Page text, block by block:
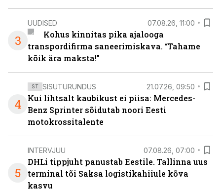
3
UUDISED 07.08.26, 11:00
Kohus kinnitas pika ajalooga
transpordifirma saneerimiskava. “Tahame
kõik ära maksta!”
4
ST SISUTURUNDUS 21.07.26, 09:50
Kui lihtsalt kaubikust ei piisa: Mercedes-
Benz Sprinter sõidutab noori Eesti
motokrossitalente
5
INTERVJUU 07.08.26, 07:00
DHLi tippjuht panustab Eestile. Tallinna uus
terminal tõi Saksa logistikahiiule kõva
kasvu